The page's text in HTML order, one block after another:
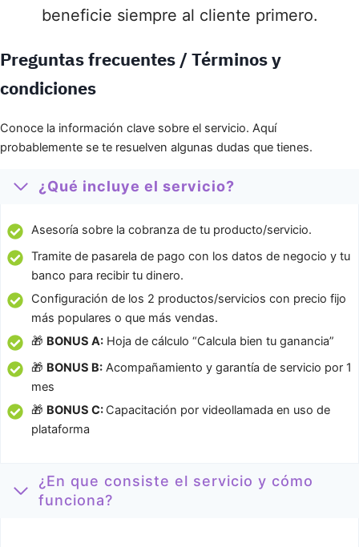
beneficie siempre al cliente primero.
Preguntas frecuentes / Términos y
condiciones
Conoce la información clave sobre el servicio. Aquí
probablemente se te resuelven algunas dudas que tienes.
¿Qué incluye el servicio?
Asesoría sobre la cobranza de tu producto/servicio.
Tramite de pasarela de pago con los datos de negocio y tu
banco para recibir tu dinero.
Configuración de los 2 productos/servicios con precio fijo
más populares o que más vendas.
🎁 BONUS A: Hoja de cálculo “Calcula bien tu ganancia”
🎁 BONUS B: Acompañamiento y garantía de servicio por 1
mes
🎁 BONUS C: Capacitación por videollamada en uso de
plataforma
¿En que consiste el servicio y cómo
funciona?